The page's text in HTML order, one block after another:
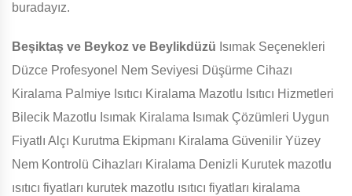
buradayız.
Beşiktaş ve Beykoz ve Beylikdüzü Isımak Seçenekleri
Düzce Profesyonel Nem Seviyesi Düşürme Cihazı
Kiralama Palmiye Isıtıcı Kiralama Mazotlu Isıtıcı Hizmetleri
Bilecik Mazotlu Isımak Kiralama Isımak Çözümleri Uygun
Fiyatlı Alçı Kurutma Ekipmanı Kiralama Güvenilir Yüzey
Nem Kontrolü Cihazları Kiralama Denizli Kurutek mazotlu
ısıtıcı fiyatları kurutek mazotlu ısıtıcı fiyatları kiralama